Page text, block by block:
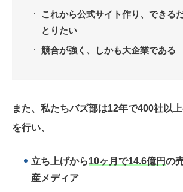
これから公式サイト作り、できる
とりたい
競合が強く、しかも大企業である
また、私たちバズ部は12年で400社以
を行い、
立ち上げから10ヶ月で14.6億円の
産メディア